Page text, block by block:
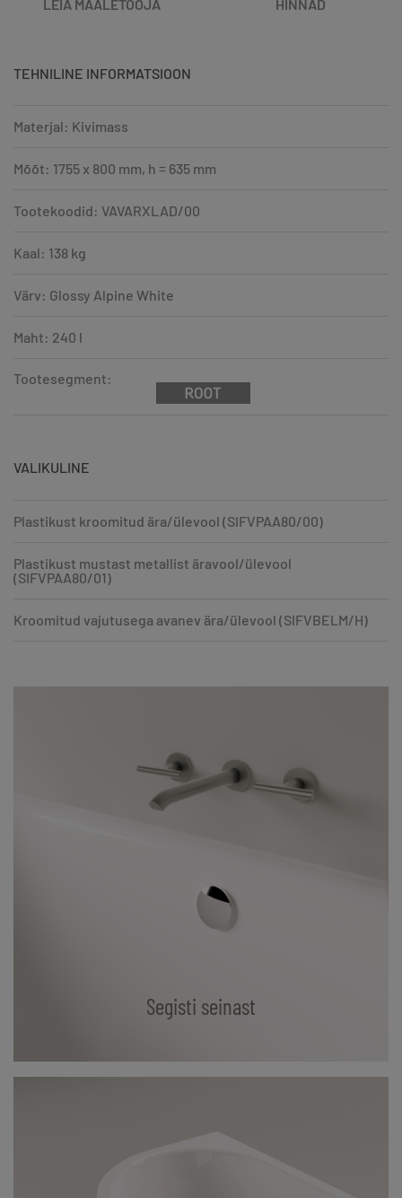
LEIA MAALETOOJA HINNAD
TEHNILINE INFORMATSIOON
Materjal: Kivimass
Mõõt: 1755 x 800 mm, h = 635 mm
Tootekoodid: VAVARXLAD/00
Kaal: 138 kg
Värv: Glossy Alpine White
Maht: 240 l
Tootesegment:
VALIKULINE
Plastikust kroomitud ära/ülevool (SIFVPAA80/00)
Plastikust mustast metallist äravool/ülevool
(SIFVPAA80/01)
Kroomitud vajutusega avanev ära/ülevool (SIFVBELM/H)
Segisti seinast